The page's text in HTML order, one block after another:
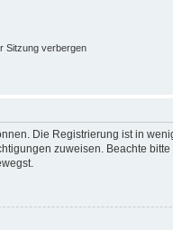
Sitzung verbergen
Die Registrierung ist in
zuweisen. Beachte